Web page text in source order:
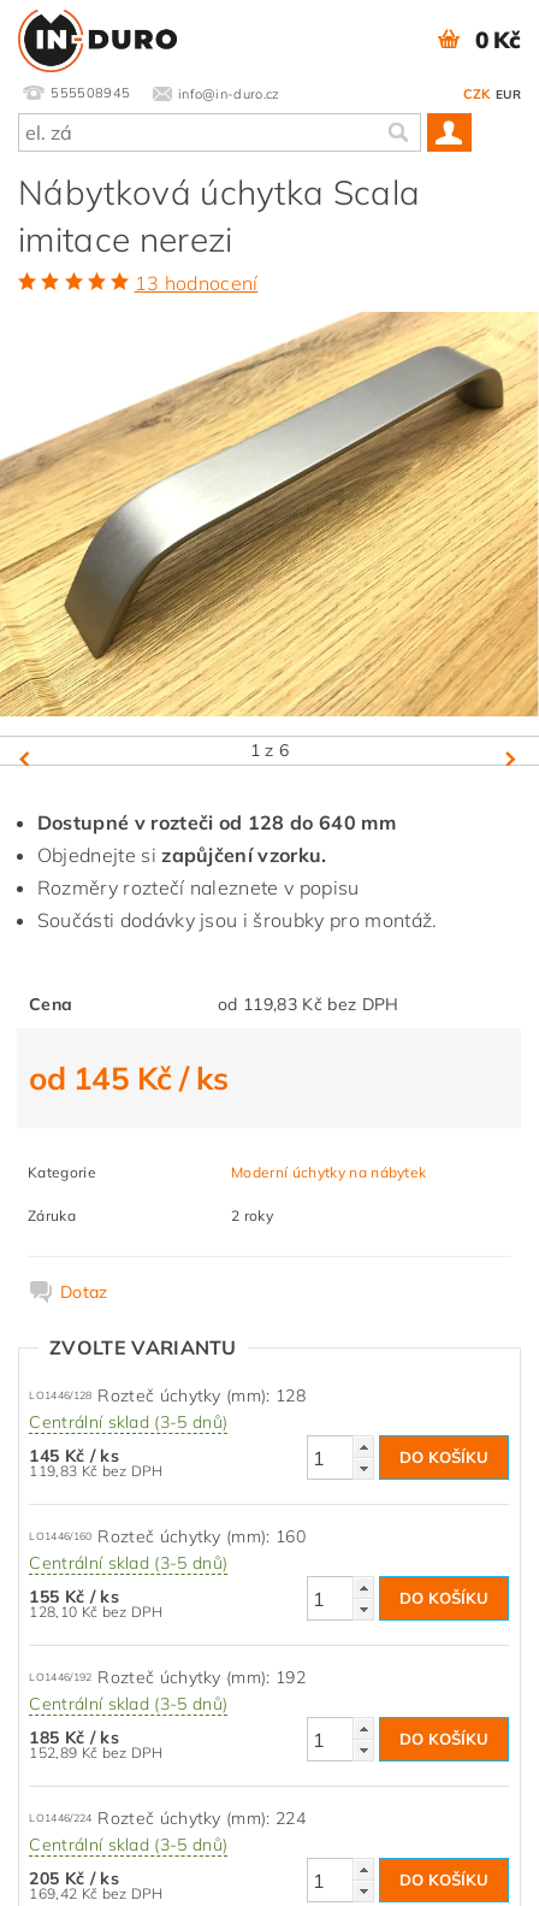
555508945 info@in-duro.cz CZK EUR
0 Kč
Nábytková úchytka Scala
imitace nerezi
13 hodnocení
1 z 6
Dostupné v rozteči od 128 do 640 mm
Objednejte si zapůjčení vzorku.
Rozměry roztečí naleznete v popisu
Součásti dodávky jsou i šroubky pro montáž.
Cena od 119,83 Kč bez DPH
od 145 Kč/ ks
Kategorie Moderní úchytky na nábytek
Záruka 2 roky
Dotaz
ZVOLTE VARIANTU
LO1446/128 Rozteč úchytky (mm): 128
Centrální sklad (3-5 dnů)
145 Kč / ks
119,83 Kč bez DPH
LO1446/160 Rozteč úchytky (mm): 160
Centrální sklad (3-5 dnů)
155 Kč / ks
128,10 Kč bez DPH
LO1446/192 Rozteč úchytky (mm): 192
Centrální sklad (3-5 dnů)
185 Kč / ks
152,89 Kč bez DPH
LO1446/224 Rozteč úchytky (mm): 224
Centrální sklad (3-5 dnů)
205 Kč / ks
169,42 Kč bez DPH